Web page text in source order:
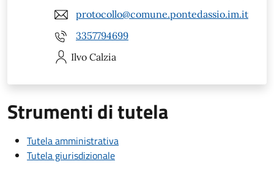
protocollo@comune.pontedassio.im.it
3357794699
Ilvo Calzia
Strumenti di tutela
Tutela amministrativa
Tutela giurisdizionale